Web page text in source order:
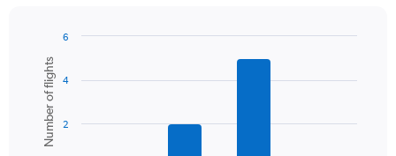
axis
displaying
values.
Range:
chart
with
bars.
The
Chart
graphic.
Number of flights 2
4
6